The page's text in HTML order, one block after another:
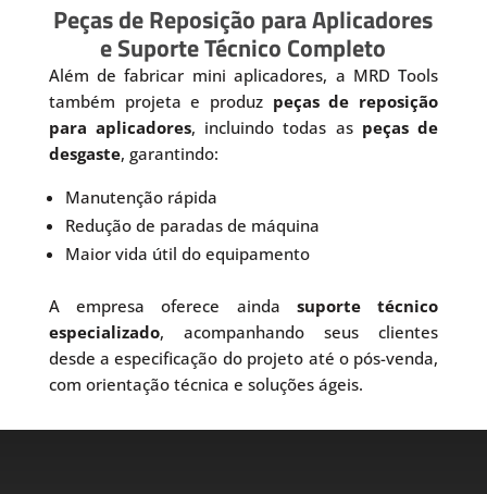
Peças de Reposição para Aplicadores
e Suporte Técnico Completo
Além de fabricar mini aplicadores, a MRD Tools
também projeta e produz peças de reposição
para aplicadores, incluindo todas as peças de
desgaste, garantindo:
Manutenção rápida
Redução de paradas de máquina
Maior vida útil do equipamento
A empresa oferece ainda suporte técnico
especializado, acompanhando seus clientes
desde a especificação do projeto até o pós-venda,
com orientação técnica e soluções ágeis.